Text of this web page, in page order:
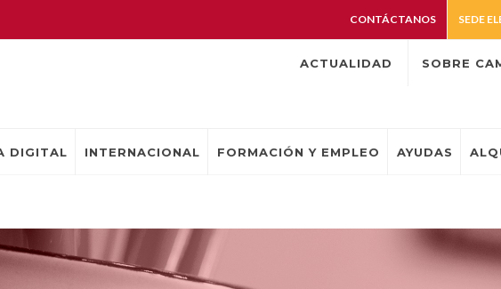
CONTÁCTANOS SEDE
ACTUALIDAD SOBRE
DIGITAL INTERNACIONAL FORMACIÓN Y EMPLEO AYUDAS